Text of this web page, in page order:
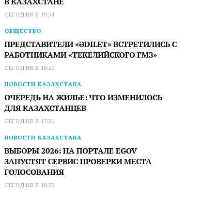
СЕГОДНЯ В 19:54
ОБЩЕСТВО
ПРЕДСТАВИТЕЛИ «ӘDILET» ВСТРЕТИЛИСЬ С
РАБОТНИКАМИ «ТЕКЕЛИЙСКОГО ГМЗ»
СЕГОДНЯ В 18:20
НОВОСТИ КАЗАХСТАНА
ОЧЕРЕДЬ НА ЖИЛЬЕ: ЧТО ИЗМЕНИЛОСЬ
ДЛЯ КАЗАХСТАНЦЕВ
СЕГОДНЯ В 17:36
НОВОСТИ КАЗАХСТАНА
ВЫБОРЫ 2026: НА ПОРТАЛЕ EGOV
ЗАПУСТЯТ СЕРВИС ПРОВЕРКИ МЕСТА
ГОЛОСОВАНИЯ
СЕГОДНЯ В 16:55